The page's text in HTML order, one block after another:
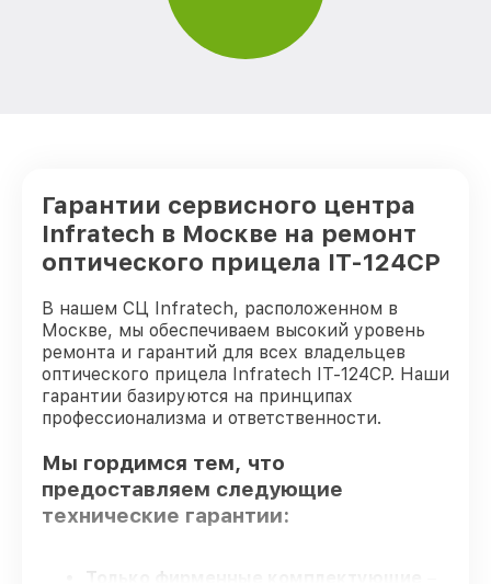
Гарантии сервисного центра
Infratech в Москве на ремонт
оптического прицела IT-124CP
В нашем СЦ Infratech, расположенном в
Москве, мы обеспечиваем высокий уровень
ремонта и гарантий для всех владельцев
оптического прицела Infratech IT-124CP. Наши
гарантии базируются на принципах
профессионализма и ответственности.
Мы гордимся тем, что
предоставляем следующие
технические гарантии: